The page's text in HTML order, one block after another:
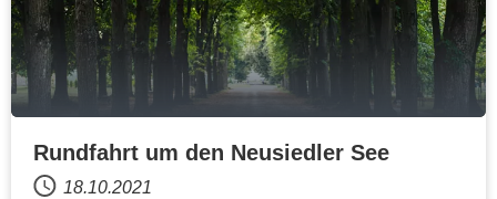
Rundfahrt um den Neusiedler See
18.10.2021